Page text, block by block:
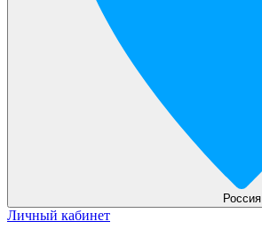
Россия
Личный кабинет